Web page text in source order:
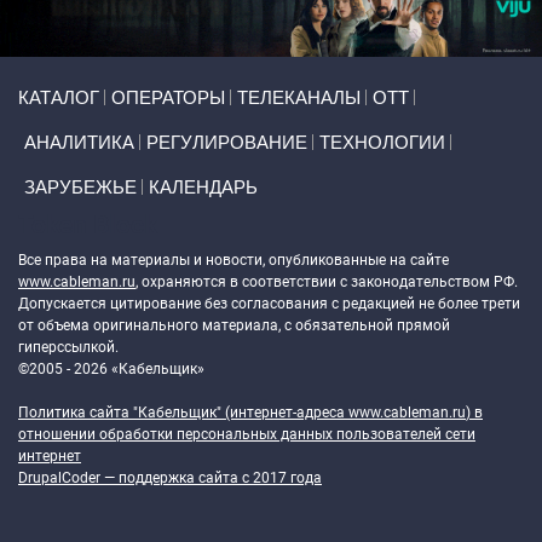
КАТАЛОГ ОПЕРАТОРЫ ТЕЛЕКАНАЛЫ ОТТ
АНАЛИТИКА РЕГУЛИРОВАНИЕ ТЕХНОЛОГИИ
ЗАРУБЕЖЬЕ КАЛЕНДАРЬ
Все права на материалы и новости, опубликованные на сайте
www.cableman.ru, охраняются в соответствии с законодательством РФ.
Допускается цитирование без согласования с редакцией не более трети
от объема оригинального материала, с обязательной прямой
гиперссылкой.
©2005 - 2026 «Кабельщик»
Политика сайта "Кабельщик" (интернет-адреса www.cableman.ru) в
отношении обработки персональных данных пользователей сети
интернет
DrupalCoder — поддержка сайта c 2017 года